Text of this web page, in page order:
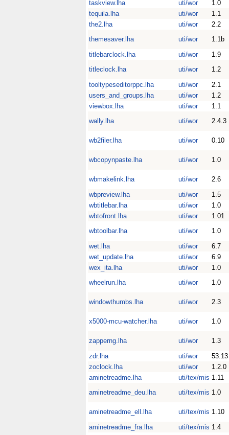
taskview.lha
uti/wor
1.0
tequila.lha
uti/wor
1.1
the2.lha
uti/wor
2.2
themesaver.lha
uti/wor
1.1b
titlebarclock.lha
uti/wor
1.9
titleclock.lha
uti/wor
1.2
tooltypeseditorppc.lha
uti/wor
2.1
users_and_groups.lha
uti/wor
1.2
viewbox.lha
uti/wor
1.1
wally.lha
uti/wor 2.4.3
wb2filer.lha uti/wor 0.10
wbcopynpaste.lha uti/wor 1.0
wbmakelink.lha uti/wor
2.6
wbpreview.lha
uti/wor
1.5
wbtitlebar.lha
uti/wor
1.0
wbtofront.lha
uti/wor
1.01
wbtoolbar.lha
uti/wor
1.0
wet.lha
uti/wor
6.7
wet_update.lha
uti/wor
6.9
wex_ita.lha
uti/wor
1.0
wheelrun.lha
uti/wor 1.0
windowthumbs.lha uti/wor 2.3
x5000-mcu-watcher.lha uti/wor 1.0
zapperng.lha uti/wor
1.3
zdr.lha
uti/wor
53.13
zoclock.lha
uti/wor
1.2.0
aminetreadme.lha
uti/tex/mis 1.11
aminetreadme_deu.lha
uti/tex/mis 1.0
aminetreadme_ell.lha uti/tex/mis 1.10
aminetreadme_fra.lha
uti/tex/mis 1.4